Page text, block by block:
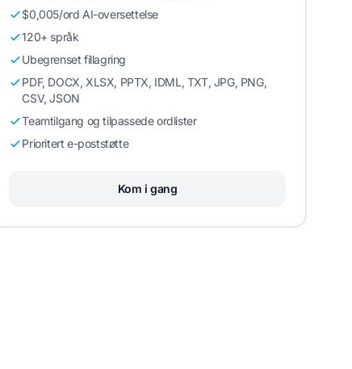
$0,005/ord AI-oversettelse
120+ språk
Ubegrenset fillagring
PDF, DOCX, XLSX, PPTX, IDML, TXT, JPG, PNG,
CSV, JSON
Teamtilgang og tilpassede ordlister
Prioritert e-poststøtte
Kom i gang